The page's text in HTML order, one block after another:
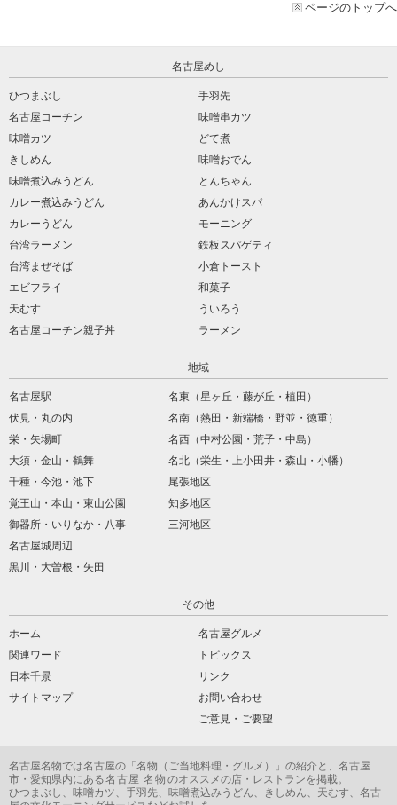
ページのトップへ
名古屋めし
ひつまぶし
名古屋コーチン
味噌カツ
きしめん
味噌煮込みうどん
カレー煮込みうどん
カレーうどん
台湾ラーメン
台湾まぜそば
エビフライ
天むす
名古屋コーチン親子丼
手羽先
味噌串カツ
どて煮
味噌おでん
とんちゃん
あんかけスパ
モーニング
鉄板スパゲティ
小倉トースト
和菓子
ういろう
ラーメン
地域
名古屋駅
伏見・丸の内
栄・矢場町
大須・金山・鶴舞
千種・今池・池下
覚王山・本山・東山公園
御器所・いりなか・八事
名古屋城周辺
黒川・大曽根・矢田
名東（星ヶ丘・藤が丘・植田）
名南（熱田・新端橋・野並・徳重）
名西（中村公園・荒子・中島）
名北（栄生・上小田井・森山・小幡）
尾張地区
知多地区
三河地区
その他
ホーム
名古屋グルメ
関連ワード
トピックス
日本千景
リンク
サイトマップ
お問い合わせ
ご意見・ご要望
名古屋名物では名古屋の「 名物 （ご当地料理・グルメ）」の紹介と、名古屋
市・愛知県内にある名古屋 名物 のオススメの店・レストランを掲載。
ひつまぶし、味噌カツ、手羽先、味噌煮込みうどん、きしめん、天むす、名古